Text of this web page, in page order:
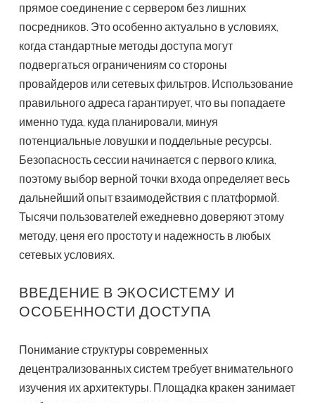
прямое соединение с сервером без лишних
посредников. Это особенно актуально в условиях,
когда стандартные методы доступа могут
подвергаться ограничениям со стороны
провайдеров или сетевых фильтров. Использование
правильного адреса гарантирует, что вы попадаете
именно туда, куда планировали, минуя
потенциальные ловушки и поддельные ресурсы.
Безопасность сессии начинается с первого клика,
поэтому выбор верной точки входа определяет весь
дальнейший опыт взаимодействия с платформой.
Тысячи пользователей ежедневно доверяют этому
методу, ценя его простоту и надежность в любых
сетевых условиях.
ВВЕДЕНИЕ В ЭКОСИСТЕМУ И
ОСОБЕННОСТИ ДОСТУПА
Понимание структуры современных
децентрализованных систем требует внимательного
изучения их архитектуры. Площадка кракен занимает